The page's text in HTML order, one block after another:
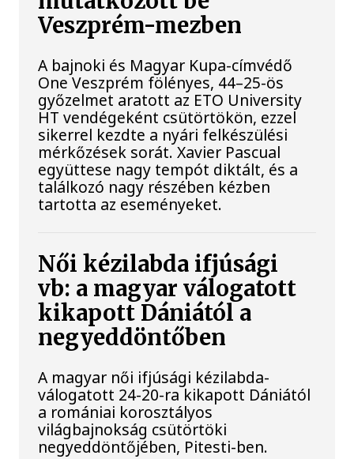
Veszprém-mezben
A bajnoki és Magyar Kupa-címvédő
One Veszprém fölényes, 44–25-ös
győzelmet aratott az ETO University
HT vendégeként csütörtökön, ezzel
sikerrel kezdte a nyári felkészülési
mérkőzések sorát. Xavier Pascual
együttese nagy tempót diktált, és a
találkozó nagy részében kézben
tartotta az eseményeket.
Női kézilabda ifjúsági
vb: a magyar válogatott
kikapott Dániától a
negyeddöntőben
A magyar női ifjúsági kézilabda-
válogatott 24-20-ra kikapott Dániától
a romániai korosztályos
világbajnokság csütörtöki
negyeddöntőjében, Pitesti-ben.